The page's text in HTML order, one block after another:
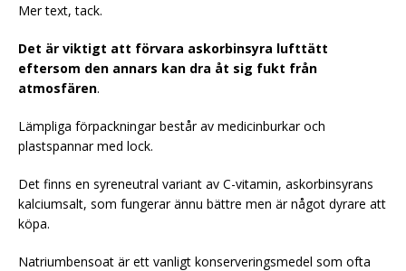
Mer text, tack.
Det är viktigt att förvara askorbinsyra lufttätt
eftersom den annars kan dra åt sig fukt från
atmosfären.
Lämpliga förpackningar består av medicinburkar och
plastspannar med lock.
Det finns en syreneutral variant av C-vitamin, askorbinsyrans
kalciumsalt, som fungerar ännu bättre men är något dyrare att
köpa.
Natriumbensoat är ett vanligt konserveringsmedel som ofta